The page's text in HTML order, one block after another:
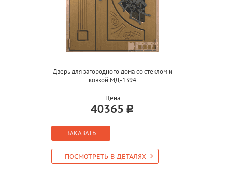
Дверь для загородного дома со стеклом и
ковкой МД-1394
Цена
40365
ЗАКАЗАТЬ
ПОСМОТРЕТЬ В ДЕТАЛЯХ